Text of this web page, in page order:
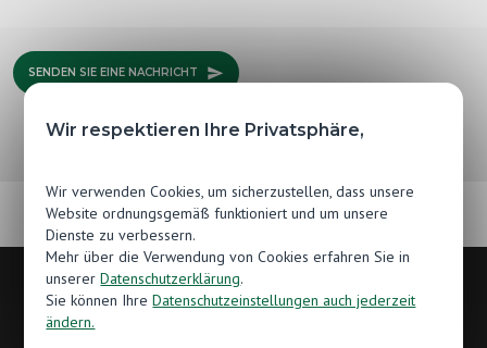
SENDEN SIE EINE NACHRICHT
Kontakt
Wir respektieren Ihre Privatsphäre,
Wir verwenden Cookies, um sicherzustellen, dass unsere
Website ordnungsgemäß funktioniert und um unsere
Dienste zu verbessern.
Mehr über die Verwendung von Cookies erfahren Sie in
unsererDatenschutzerklärung.
Sie können IhreDatenschutzeinstellungen auch jederzeit
ändern.